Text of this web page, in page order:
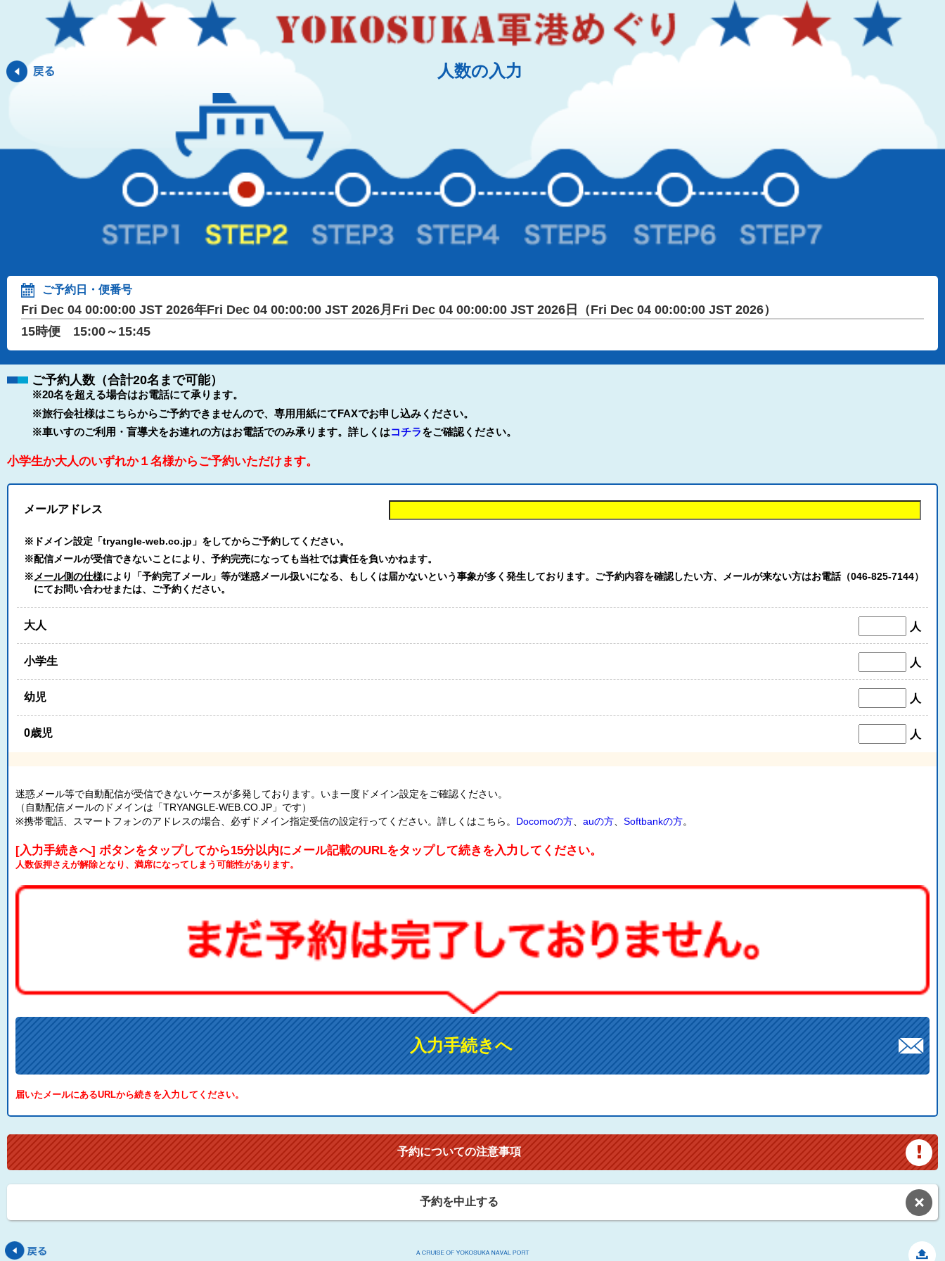
人数の入力
ご予約日・便番号
Fri Dec 04 00:00:00 JST 2026年Fri Dec 04 00:00:00 JST 2026月Fri Dec 04 00:00:00 JST 2026日（Fri Dec 04 00:00:00 JST 2026）
15時便 15:00～15:45
ご予約人数（合計20名まで可能）
※20名を超える場合はお電話にて承ります。
※旅行会社様はこちらからご予約できませんので、専用用紙にてFAXでお申し込みください。
※車いすのご利用・盲導犬をお連れの方はお電話でのみ承ります。詳しくはコチラをご確認ください。
小学生か大人のいずれか１名様からご予約いただけます。
メールアドレス
※ドメイン設定「tryangle-web.co.jp」をしてからご予約してください。
※配信メールが受信できないことにより、予約完売になっても当社では責任を負いかねます。
※ メール側の仕様により「予約完了メール」等が迷惑メール扱いになる、もしくは届かないという事象が多く発生しております。ご予約内容を確認したい方、メールが来ない方はお電話（046-825-7144）
にてお問い合わせまたは、ご予約ください。
大人 人
小学生 人
幼児 人
0歳児 人
迷惑メール等で自動配信が受信できないケースが多発しております。いま一度ドメイン設定をご確認ください。
（自動配信メールのドメインは「TRYANGLE-WEB.CO.JP」です）
※携帯電話、スマートフォンのアドレスの場合、必ずドメイン指定受信の設定行ってください。詳しくはこちら。 Docomoの方、 auの方、 Softbankの方。
[入力手続きへ] ボタンをタップしてから15分以内にメール記載のURLをタップして続きを入力してください。
人数仮押さえが解除となり、満席になってしまう可能性があります。
入力手続きへ
届いたメールにあるURLから続きを入力してください。
予約についての注意事項
予約を中止する